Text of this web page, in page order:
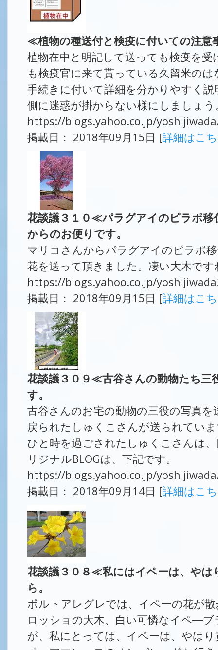
≪植物の種送付と検疫に付いての注
植物在中と明記して送っても検疫を
も検疫官に来て貰っている久留米の
手続きに付いて詳細を分かりやすく
側に迷惑が掛からない様にしましょ
https://blogs.yahoo.co.jp/
掲載日： 2018年09月15日 [詳細はこ
花談議３１０≪パラグアイのピラポ
からのお便りです。
マリコさんからパラグアイのピラポ
花を送って頂きました。凄い大木で
https://blogs.yahoo.co.jp/
掲載日： 2018年09月15日 [詳細はこ
花談議３０９≪古谷さんの動物たち
す。
古谷さんのお宅の動物の三役の写真
戻られたしゅくこさんが送られてい
ひと時を過ごされたしゅくこさんは
リジナルBLOGは、下記です。
https://blogs.yahoo.co.jp/
掲載日： 2018年09月14日 [詳細はこ
花談議３０８≪私にはイペーは、や
ら。
ポルトアレグレでは、イペーの花が
ロッショの大木、白い可憐なイペ―
が、私にとっては、イペーは、やは